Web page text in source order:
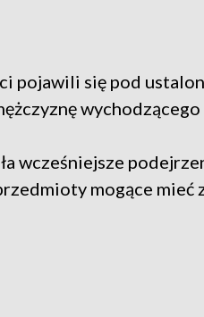
pojawili się pod
wychodzącego
wcześniejsze
mogące mieć